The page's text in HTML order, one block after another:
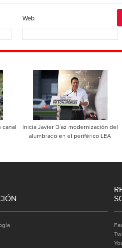
Web
canal
Inicia Javier Díaz modernización del
alumbrado en el periférico LEA